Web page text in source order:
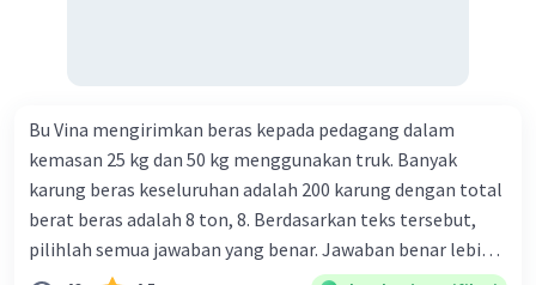
Bu Vina mengirimkan beras kepada pedagang dalam
kemasan 25 kg dan 50 kg menggunakan truk. Banyak
karung beras keseluruhan adalah 200 karung dengan total
berat beras adalah 8 ton, 8. Berdasarkan teks tersebut,
pilihlah semua jawaban yang benar. Jawaban benar lebih
dari satu. Banyak karung beras kemasan 25 kg adalah 50